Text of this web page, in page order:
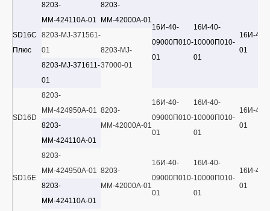
SD16C
Плюс
8203-
ММ-424110А-01
8203-
ММ-42000А-01
16И-40-
09000П010-
01
16И-40-
10000П010-
01
16И-40-
01
8203-MJ-371561-
01
8203-MJ-
37000-01
8203-MJ-371611-
01
SD16D
8203-
ММ-424950А-01 8203-
ММ-42000А-01
16И-40-
09000П010-
01
16И-40-
10000П010-
01
16И-40-
01
8203-
ММ-424110А-01
SD16E
8203-
ММ-424950А-01 8203-
ММ-42000А-01
16И-40-
09000П010-
01
16И-40-
10000П010-
01
16И-40-
01
8203-
ММ-424110А-01